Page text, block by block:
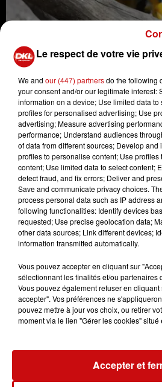
Ce jeudi matin 31 octobre, vers
échappé de l'épaule de son
sur une caténaire à la Porte
Pour permettre la récupération
du réseau Soléa a été coupé.
appelés pour intervenir, utilisant
divers équipements afin de
la sécurité de l'opération.
31 juillet 2026
MULHOUSE :
CONDAMNÉ À
PRISON AVEC
nazi
Le respect de votre vie
We and our (447) partnersdo the following
your consent and/or our legitimate interest:
information on a device; Use limited data
profiles for personalised advertising; Use
advertising; Measure advertising
performance; Understand audiences
of data from different sources; Develop
profiles to personalise content; Use profiles
content; Use limited data to select content;
detect fraud, and fix errors; Deliver and
Save and communicate privacy choices.
process personal data such as IP address
following functionalities: Identify devices
requested; Use precise geolocation data;
other data sources; Link different devices;
information transmitted automatically.
Vous pouvez accepter en cliquant sur
sélectionnant les finalités et/ou partenaires
Vous pouvez également refuser en
accepter". Vos préférences ne
pouvez mettre à jour vos choix, ou retirer
moment via le lien "Gérer les cookies"
Accepter et